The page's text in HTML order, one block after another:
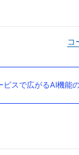
コ
スで広がるAI機能